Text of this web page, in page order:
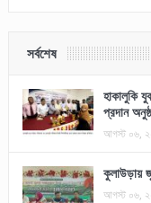
সর্বশেষ
হাকালুকি
প্রদান
আগস্ট ০৬,
কুলাউড়ায়
আগস্ট ০৬,